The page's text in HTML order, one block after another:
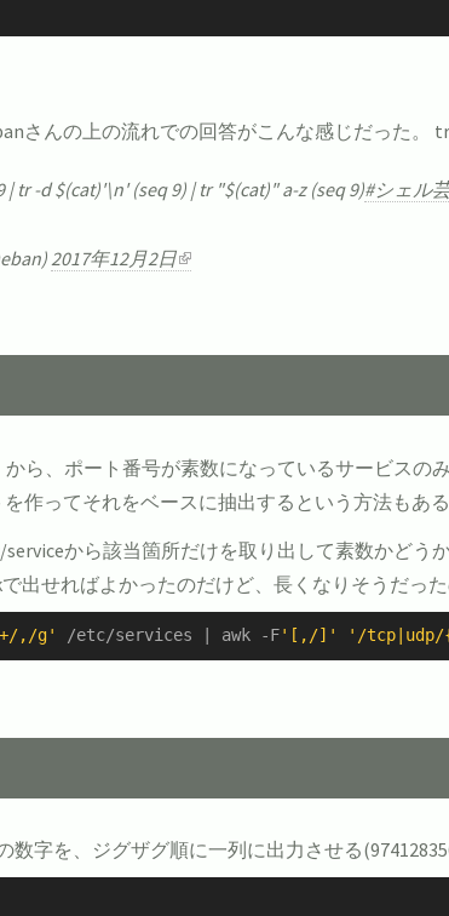
さんの上の流れでの回答がこんな感じだった。
| tr -d $(cat)'\n' (seq 9) | tr "$(cat)" a-z (seq 9)#シェル
2017年12月2日
から、ポート番号が素数になっているサービス
作ってそれをベースに抽出するという方法もあ
から該当箇所だけを取り出して素数かどう
出せればよかったのだけど、長くなりそうだった
,/g' /etc/services | awk -F'[,/]' '/tcp|udp/
数字を、ジグザグ順に一列に出力させる